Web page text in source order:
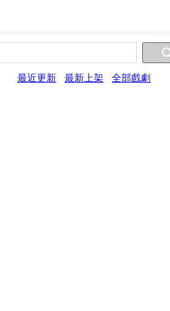
最近更新 最新上架 全部戲劇